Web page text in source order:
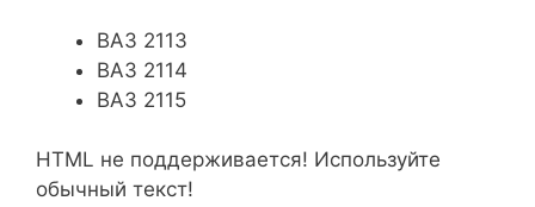
ВАЗ 2113
ВАЗ 2114
ВАЗ 2115
HTML не поддерживается! Используйте
обычный текст!